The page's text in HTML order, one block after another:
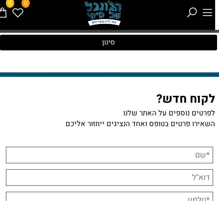
0 0
סינון
לקוח חדש?
לפרטים נוספים על האתר שלנו
השאירו פרטים בטופס ואחד הנציגים ייחזור אליכם